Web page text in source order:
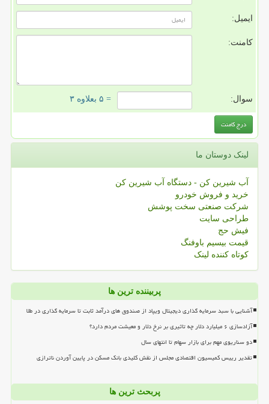
ایمیل:
کامنت:
سوال: = ۵ بعلاوه ۳
لینک دوستان ما
آب شیرین کن - دستگاه آب شیرین کن
خرید و فروش خودرو
شرکت صنعتی سخت پوشش
طراحی سایت
فیش حج
قیمت بیسیم باوفنگ
کوتاه کننده لینک
پربیننده ترین ها
آشنایی با سبد سرمایه گذاری دیجیتال ویپاد از صندوق های درآمد ثابت تا سرمایه گذاری در طلا
آزادسازی ۶ میلیارد دلار چه تاثیری بر نرخ دلار و معیشت مردم دارد؟
دو سناریوی مهم برای بازار سهام تا انتهای سال
تقدیر رییس کمیسیون اقتصادی مجلس از نقش کلیدی بانک مسکن در پایین آوردن ناترازی
پربحث ترین ها